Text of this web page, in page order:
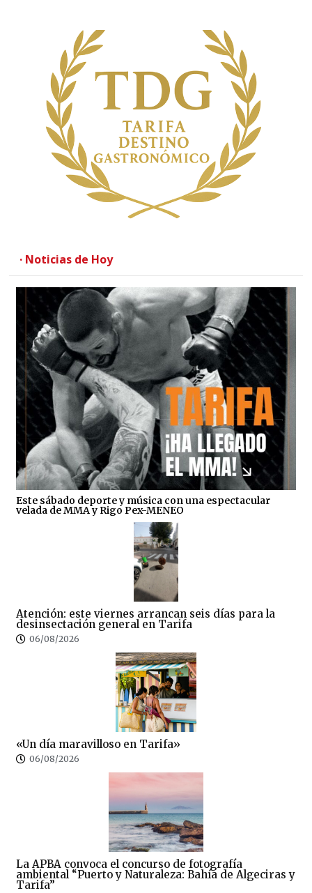
· Noticias de Hoy
Este sábado deporte y música con una espectacular
velada de MMA y Rigo Pex-MENEO
Atención: este viernes arrancan seis días para la
desinsectación general en Tarifa
06/08/2026
«Un día maravilloso en Tarifa»
06/08/2026
La APBA convoca el concurso de fotografía
ambiental “Puerto y Naturaleza: Bahía de Algeciras y
Tarifa”